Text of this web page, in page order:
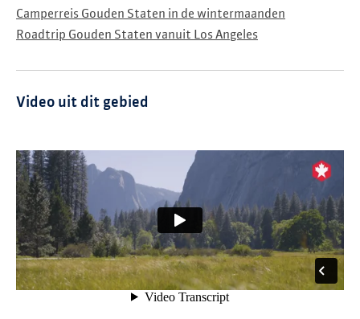
Camperreis Gouden Staten in de wintermaanden
Roadtrip Gouden Staten vanuit Los Angeles
Video uit dit gebied